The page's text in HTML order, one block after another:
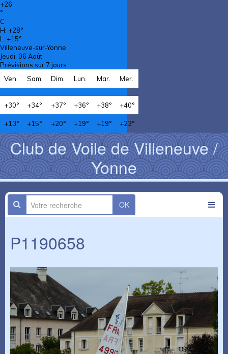
+26
°
C
H: +28°
L: +15°
Villeneuve-sur-Yonne
Jeudi, 06 Août
Prévisions sur 7 jours
Ven.
Sam. Dim. Lun. Mar. Mer.
+30° +34° +37° +36° +38° +40°
+13° +15° +20° +19° +19° +23°
Club de Voile de Villeneuve /
Yonne
OK
P1190658